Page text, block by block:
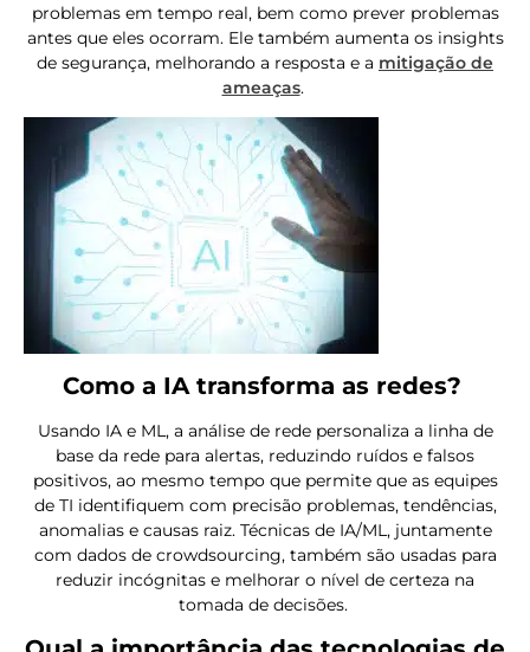
problemas em tempo real, bem como prever problemas
antes que eles ocorram. Ele também aumenta os insights
de segurança, melhorando a resposta e a mitigação de
ameaças.
Como a IA transforma as redes?
Usando IA e ML, a análise de rede personaliza a linha de
base da rede para alertas, reduzindo ruídos e falsos
positivos, ao mesmo tempo que permite que as equipes
de TI identifiquem com precisão problemas, tendências,
anomalias e causas raiz. Técnicas de IA/ML, juntamente
com dados de crowdsourcing, também são usadas para
reduzir incógnitas e melhorar o nível de certeza na
tomada de decisões.